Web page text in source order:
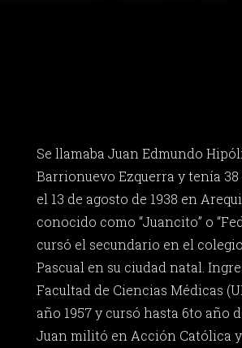
Se llamaba Juan Edmundo
Barrionuevo Ezquerra y tenía 38
el 13 de agosto de 1938 en
conocido como “Juancito” o
cursó el secundario en el
Pascual en su ciudad natal.
Facultad de Ciencias Médicas
año 1957 y cursó hasta 6to año
Juan militó en Acción Católica y